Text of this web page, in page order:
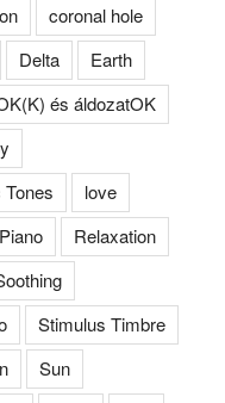
coronal hole
Delta
Earth
és áldozatOK
love
Piano
Relaxation
Stimulus Timbre
Sun